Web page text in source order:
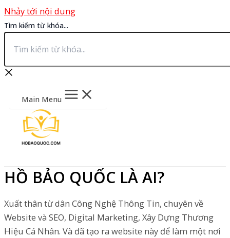
Nhảy tới nội dung
Tìm kiếm từ khóa...
Main Menu
HỒ BẢO QUỐC LÀ AI?
Xuất thân từ dân Công Nghệ Thông Tin, chuyên về
Website và SEO, Digital Marketing, Xây Dựng Thương
Hiệu Cá Nhân. Và đã tạo ra website này để làm một nơi